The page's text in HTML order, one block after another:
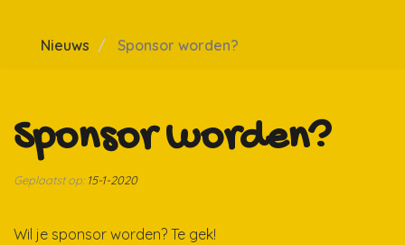
Nieuws Sponsor worden?
Sponsor worden?
Geplaatst op:15-1-2020
Wil je sponsor worden? Te gek!